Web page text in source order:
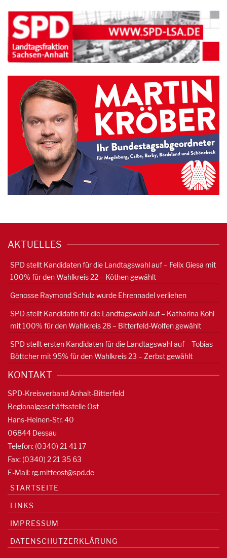
AKTUELLES
SPD stellt Kandidaten für die Landtagswahl auf – Felix Giesa mit
100% für den Wahlkreis 22 – Köthen gewählt
Genosse Raymond Schulz wurde Ehrennadel verliehen
SPD stellt Kandidatin für die Landtagswahl auf – Katharina Kohl
mit 100% für den Wahlkreis 28 – Bitterfeld-Wolfen gewählt
SPD stellt ersten Kandidaten für die Landtagswahl auf – Tobias
Böttcher mit 95% für den Wahlkreis 23 – Zerbst gewählt
KONTAKT
SPD-Kreisverband Anhalt-Bitterfeld
Regionalgeschäftsstelle Ost
Hans-Heinen-Str. 40
06844 Dessau
Telefon: (0340) 21 41 17
Fax: (0340) 2 21 35 63
E-Mail: rg.mitteost@spd.de
STARTSEITE
LINKS
IMPRESSUM
DATENSCHUTZERKLÄRUNG